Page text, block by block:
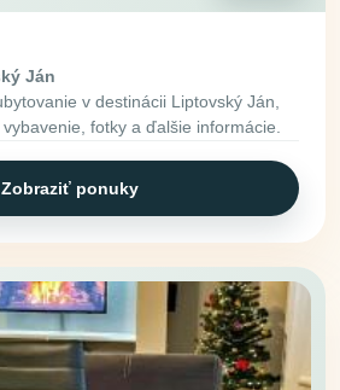
Ján
v destinácii Liptovský Ján,
fotky a ďalšie informácie.
Zobraziť ponuky